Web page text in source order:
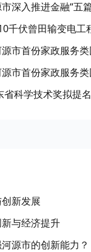
千伏曾田输变电工
市首份家政服务
市首份家政服务
科学技术奖拟提
新发展
与经济提升
源市的创新能力？